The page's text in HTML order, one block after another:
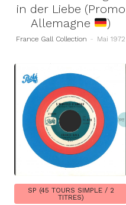
in der Liebe (Promo
Allemagne
)
France Gall Collection - Mai 1972
SP (45 TOURS SIMPLE / 2
TITRES)